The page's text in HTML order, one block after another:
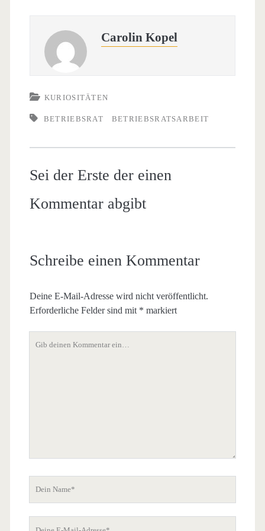
Carolin Kopel
KURIOSITÄTEN
BETRIEBSRAT BETRIEBSRATSARBEIT
Sei der Erste der einen
Kommentar abgibt
Schreibe einen Kommentar
Deine E-Mail-Adresse wird nicht veröffentlicht.
Erforderliche Felder sind mit * markiert